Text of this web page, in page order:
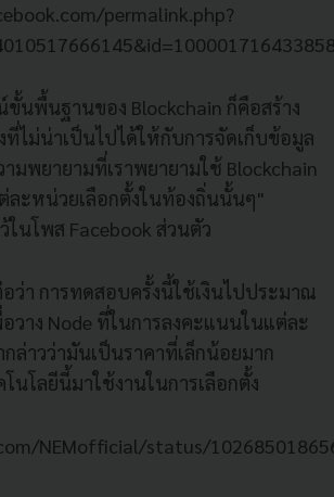
permalink.php?
นพื้นฐานของ Blockchain ก็คือสร้าง
ที่ไม่น่าเป็นไปได้ให้กับการจัดเก็บข้อมูล
มพยายามที่เราพยายามใช้ Blockchain
ละหน่วยเลือกตั้งในท้องถิ่นนั้นๆ"
ในโพส Facebook ส่วนตัว
ว่า การทดสอบครั้งนี้ใช้เงินไปประมาณ
วาง Node ที่ในการลงคะแนนในแต่ละ
กล่าวว่ามันเป็นราคาที่เล็กน้อยมาก
นโลยีนี้มาใช้งานในการเลือกตั้ง
NEMofficial/status/